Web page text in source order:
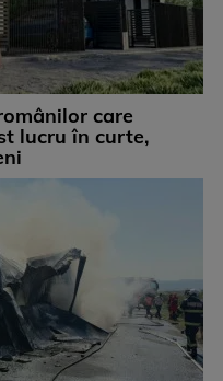
care
lucru în curte,